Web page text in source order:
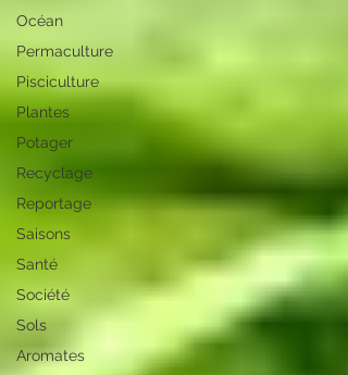
Océan
Permaculture
Pisciculture
Plantes
Potager
Recyclage
Reportage
Saisons
Santé
Société
Sols
Aromates